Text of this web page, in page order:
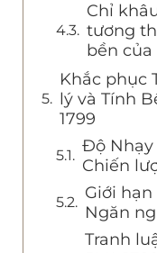
Chỉ
tương
bền của
Khắc phục
lý và Tính
1799
Độ Nhạy
Chiến
Giới
Ngăn
Tranh